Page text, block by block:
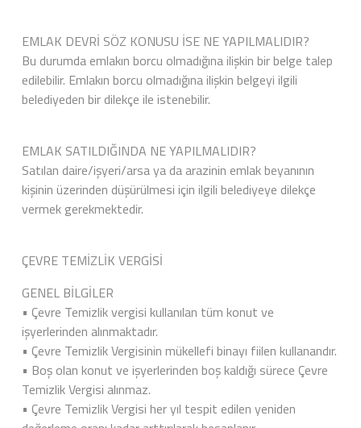
EMLAK DEVRİ SÖZ KONUSU İSE NE YAPILMALIDIR?
Bu durumda emlakın borcu olmadığına ilişkin bir belge talep
edilebilir. Emlakın borcu olmadığına ilişkin belgeyi ilgili
belediyeden bir dilekçe ile istenebilir.
EMLAK SATILDIĞINDA NE YAPILMALIDIR?
Satılan daire/işyeri/arsa ya da arazinin emlak beyanının
kişinin üzerinden düşürülmesi için ilgili belediyeye dilekçe
vermek gerekmektedir.
ÇEVRE TEMİZLİK VERGİSİ
GENEL BİLGİLER
• Çevre Temizlik vergisi kullanılan tüm konut ve
işyerlerinden alınmaktadır.
• Çevre Temizlik Vergisinin mükellefi binayı fiilen kullanandır.
• Boş olan konut ve işyerlerinden boş kaldığı sürece Çevre
Temizlik Vergisi alınmaz.
• Çevre Temizlik Vergisi her yıl tespit edilen yeniden